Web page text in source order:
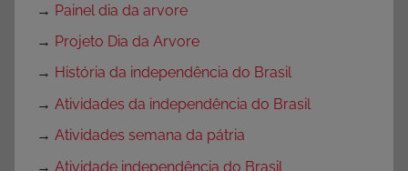
→ Painel dia da arvore
→ Projeto Dia da Arvore
→ História da independência do Brasil
→ Atividades da independência do Brasil
→ Atividades semana da pátria
→ Atividade independência do Brasil